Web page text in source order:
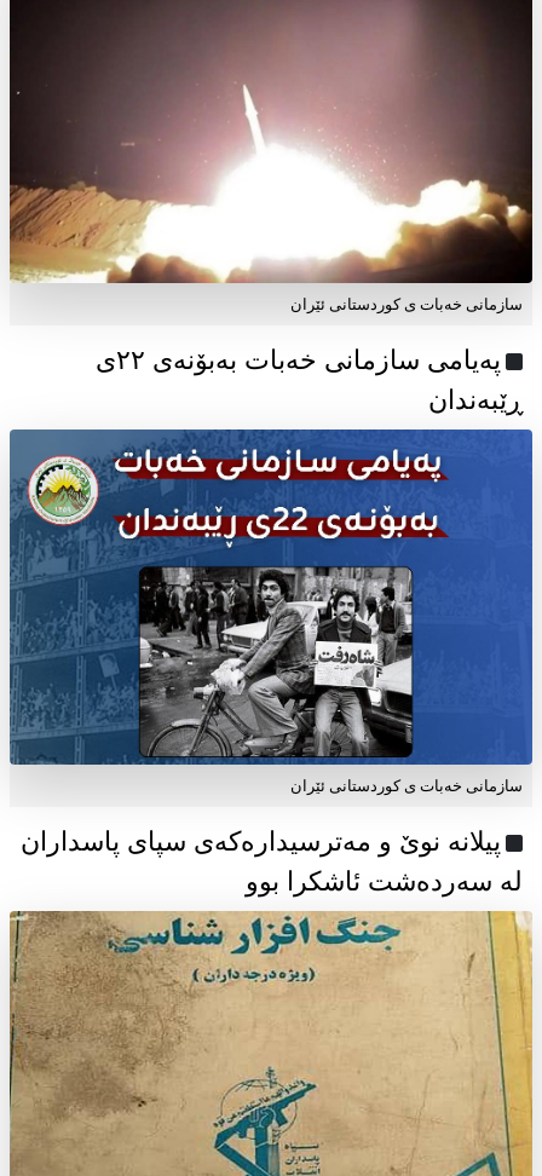
سازمانی خەبات ی کوردستانی ئێران
پەیامی سازمانی خەبات بەبۆنەی ۲۲ی
ڕێبەندان
سازمانی خەبات ی كوردستانی ئێران
پیلانە نوێ و مەترسیدارەکەی سپای پاسداران
لە سەردەشت ئاشکرا بوو